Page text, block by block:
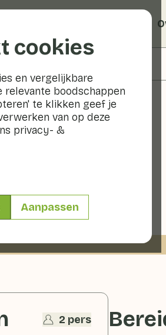
cookies
en vergelijkbare
relevante boodschappen
te klikken geef je
van op deze
privacy- &
Aanpassen
2 pers